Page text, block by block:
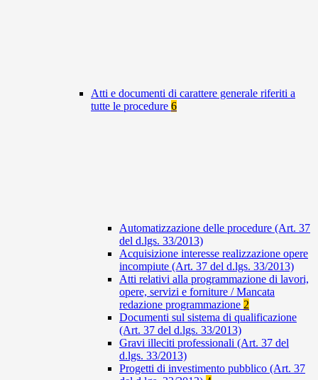
Atti e documenti di carattere generale riferiti a
tutte le procedure 6
Automatizzazione delle procedure (Art. 37
del d.lgs. 33/2013)
Acquisizione interesse realizzazione opere
incompiute (Art. 37 del d.lgs. 33/2013)
Atti relativi alla programmazione di lavori,
opere, servizi e forniture / Mancata
redazione programmazione 2
Documenti sul sistema di qualificazione
(Art. 37 del d.lgs. 33/2013)
Gravi illeciti professionali (Art. 37 del
d.lgs. 33/2013)
Progetti di investimento pubblico (Art. 37